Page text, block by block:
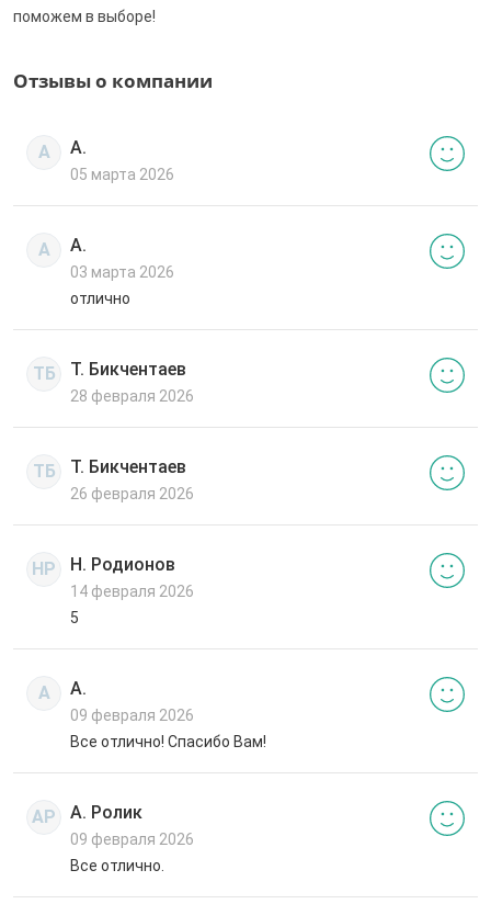
поможем в выборе!
Отзывы о компании
А А.
05 марта 2026
А А.
03 марта 2026
отлично
ТБ Т. Бикчентаев
28 февраля 2026
ТБ Т. Бикчентаев
26 февраля 2026
НР Н. Родионов
14 февраля 2026
5
А А.
09 февраля 2026
Все отлично! Спасибо Вам!
АР А. Ролик
09 февраля 2026
Все отлично.